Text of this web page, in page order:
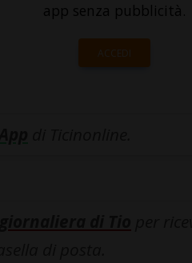
app senza pubblicità.
ACCEDI